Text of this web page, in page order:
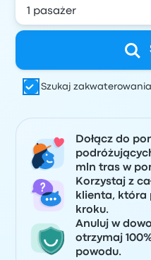
Szukaj zakwaterowania
Dołącz do
mln tras w
Korzystaj z
klienta, która
kroku.
Anuluj w
otrzymaj
powodu.